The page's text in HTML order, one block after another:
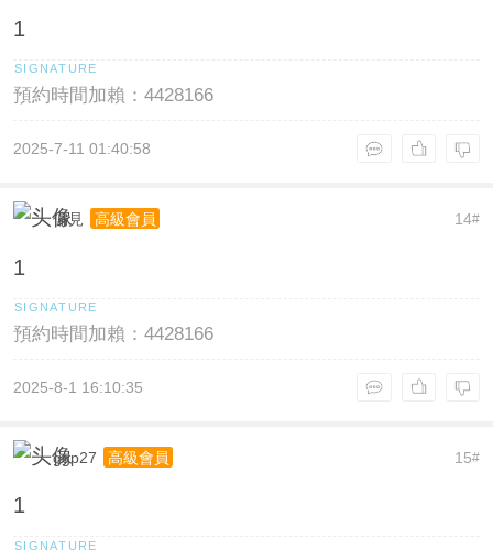
1
預約時間加賴：4428166
2025-7-11 01:40:58
14#
偏見 高級會員
1
預約時間加賴：4428166
2025-8-1 16:10:35
15#
ggp27 高級會員
1